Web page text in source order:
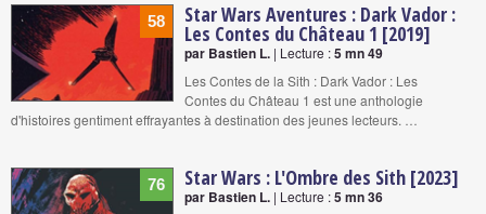
58 Star Wars Aventures : Dark Vador :
Les Contes du Château 1 [2019]
par Bastien L. | Lecture :5 mn 49
Les Contes de la Sith : Dark Vador : Les
Contes du Château 1 est une anthologie
d'histoires gentiment effrayantes à destination des jeunes lecteurs. …
76 Star Wars : L'Ombre des Sith [2023]
par Bastien L. | Lecture :5 mn 36